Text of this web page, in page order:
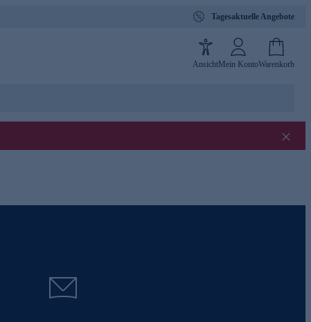
Tagesaktuelle Angebote
AnsichtMein KontoWarenkorb